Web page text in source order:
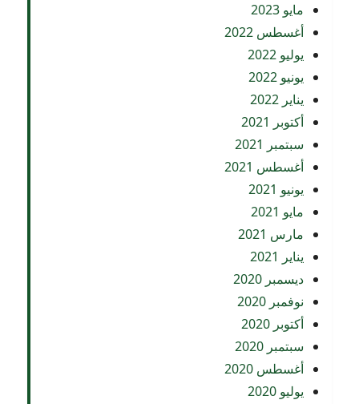
مايو 2023
أغسطس 2022
يوليو 2022
يونيو 2022
يناير 2022
أكتوبر 2021
سبتمبر 2021
أغسطس 2021
يونيو 2021
مايو 2021
مارس 2021
يناير 2021
ديسمبر 2020
نوفمبر 2020
أكتوبر 2020
سبتمبر 2020
أغسطس 2020
يوليو 2020